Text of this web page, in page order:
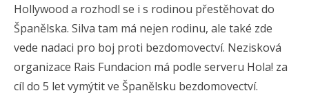
Hollywood a rozhodl se i s rodinou přestěhovat do
Španělska. Silva tam má nejen rodinu, ale také zde
vede nadaci pro boj proti bezdomovectví. Nezisková
organizace Rais Fundacion má podle serveru Hola! za
cíl do 5 let vymýtit ve Španělsku bezdomovectví.